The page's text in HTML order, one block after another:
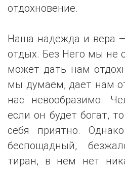
отдохновение.
Наша надежда и вера
отдых. Без Него мы не
может дать нам
мы думаем, дает нам
нас невообразимо.
если он будет богат,
себя приятно.
беспощадный,
тиран, в нем нет